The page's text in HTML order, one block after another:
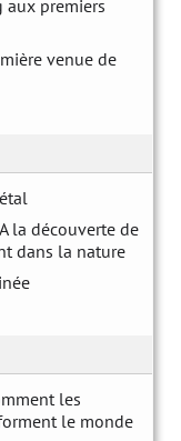
premiers
venue de
la découverte de
dans la nature
les
le monde